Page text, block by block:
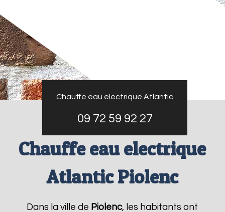
Chauffe eau electrique Atlantic
09 72 59 92 27
Chauffe eau electrique
Atlantic Piolenc
Dans la ville de Piolenc, les habitants ont